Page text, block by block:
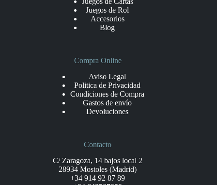
Juegos de Rol
Accesorios
Blog
Compra Online
Aviso Legal
Politica de Privacidad
Condiciones de Compra
Gastos de envío
Devoluciones
Contacto
C/ Zaragoza, 14 bajos local 2
28934 Mostoles (Madrid)
+34 914 92 87 89